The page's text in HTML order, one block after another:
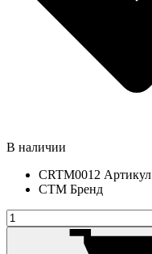
В наличии
CRTM0012 Артикул
СТМ Бренд